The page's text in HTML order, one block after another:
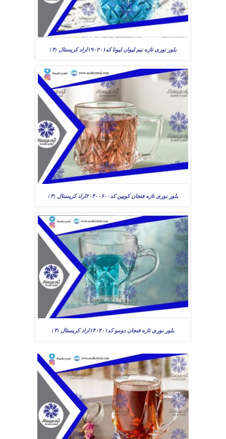
بلور نوری تازه نیم لیوان لیونا کد۱۹۰۲۰۱اراد کریستال (۴)
بلور نوری تازه فنجان کویین کد۲۰۴۰۰۶۰۰اراد کریستال (۳)
بلور نوری تازه فنجان دومو کد۱۴۰۲۰۱اراد کریستال (۳)